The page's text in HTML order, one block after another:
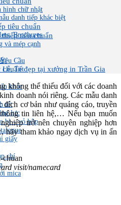
Brochures
Cầu
Lễ, Tết
khác
tết
lực
bì – vỏ hộp
giấy
chí
mica
hình chữ nhật
danh tiếp khác biệt
tiêu chuẩn
tiêu chuẩn
và mép cạnh
đẹp tại xưởng in Trần Gia
không thể thiếu đối với các doanh
doanh nói riêng. Các mẫu danh
cơ bản như quảng cáo, truyền
tin liên hệ,… Nếu bạn muốn
trở nên chuyên nghiệp hơn
hãy tham khảo ngay dịch vụ in ấn
visit/namecard